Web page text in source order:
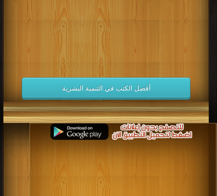
كتب 1992
كتب 1991
كتب 1990
كتب 1989 كتب 1988
كتب 1987
كتب 1984
كتب 1983
كتب 1980
كتب 1979
كتب 1978
كتب 1977 كتب 1976
كتب 1975
كتب 1974
كتب 1973 كتب 1972
كتب 1971
كتب 1970
كتب 1969 كتب 1968
كتب 1967
كتب 1966
كتب 1965 كتب 1964
كتب 1963
كتب 1962
كتب 1961 كتب 1960
كتب 1959
كتب 1957
كتب 1952
كتب 1951
أفضل الكتب في التنمية البشرية